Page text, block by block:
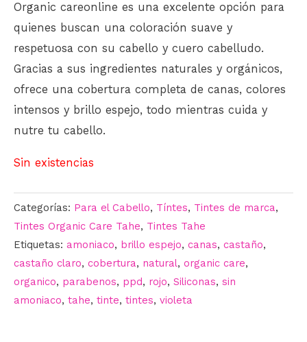
Organic careonline es una excelente opción para
quienes buscan una coloración suave y
respetuosa con su cabello y cuero cabelludo.
Gracias a sus ingredientes naturales y orgánicos,
ofrece una cobertura completa de canas, colores
intensos y brillo espejo, todo mientras cuida y
nutre tu cabello.
Sin existencias
Categorías: Para el Cabello, Tíntes, Tintes de marca,
Tintes Organic Care Tahe, Tintes Tahe
Etiquetas: amoniaco, brillo espejo, canas, castaño,
castaño claro, cobertura, natural, organic care,
organico, parabenos, ppd, rojo, Siliconas, sin
amoniaco, tahe, tinte, tintes, violeta